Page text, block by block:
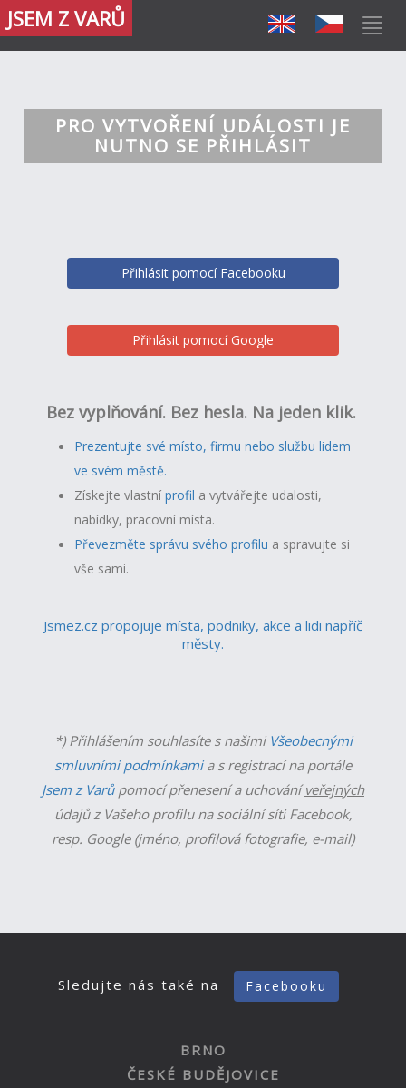
JSEM Z VARŮ
PRO VYTVOŘENÍ UDÁLOSTI JE
NUTNO SE PŘIHLÁSIT
Přihlásit pomocí Facebooku
Přihlásit pomocí Google
Bez vyplňování. Bez hesla. Na jeden klik.
Prezentujte své místo, firmu nebo službu lidem
ve svém městě.
Získejte vlastníprofil a vytvářejte udalosti,
nabídky, pracovní místa.
Převezměte správu svého profilu a spravujte si
vše sami.
Jsmez.cz propojuje místa, podniky, akce a lidi napříč
městy.
*) Přihlášením souhlasíte s našimi Všeobecnými
smluvními podmínkamia s registrací na portále
Jsem z Varůpomocí přenesení a uchováníveřejných
údajů z Vašeho profilu na sociální síti Facebook,
resp. Google (jméno, profilová fotografie, e-mail)
Sledujte nás také na Facebooku
BRNO
ČESKÉ BUDĚJOVICE